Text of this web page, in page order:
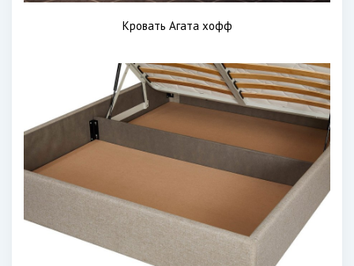
Кровать Агата хофф